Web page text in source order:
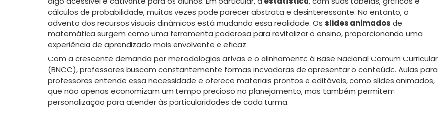
cálculos de probabilidade, muitas vezes pode parecer abstrata e desinteressante. No entanto, o
advento dos recursos visuais dinâmicos está mudando essa realidade. Os slides animados de
matemática surgem como uma ferramenta poderosa para revitalizar o ensino, proporcionando uma
experiência de aprendizado mais envolvente e eficaz.
Com a crescente demanda por metodologias ativas e o alinhamento à Base Nacional Comum Curricular
(BNCC), professores buscam constantemente formas inovadoras de apresentar o conteúdo. Aulas para
professores entende essa necessidade e oferece materiais prontos e editáveis, como slides animados,
que não apenas economizam um tempo precioso no planejamento, mas também permitem
personalização para atender às particularidades de cada turma.